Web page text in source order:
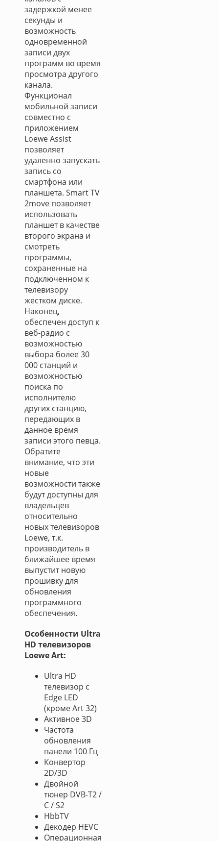
задержкой менее
секунды и
возможность
одновременной
записи двух
программ во время
просмотра другого
канала.
Функционал
мобильной записи
совместно с
приложением
Loewe Assist
позволяет
удаленно запускать
запись со
смартфона или
планшета. Smart TV
2move позволяет
использовать
планшет в качестве
второго экрана и
смотреть
программы,
сохраненные на
подключенном к
телевизору
жестком диске.
Наконец,
обеспечен доступ к
веб-радио с
возможностью
выбора более 30
000 станций и
возможностью
поиска по
исполнителю
других станцию,
передающих в
данное время
записи этого певца.
Обратите
внимание, что эти
новые
возможности также
будут доступны для
владельцев
относительно
новых телевизоров
Loewe, т.к.
производитель в
ближайшее время
выпустит новую
прошивку для
обновления
программного
обеспечения.
Особенности Ultra
HD телевизоров
Loewe Art:
Ultra HD
телевизор с
Edge LED
(кроме Art 32)
Активное 3D
Частота
обновления
панели 100 Гц
Конвертор
2D/3D
Двойной
тюнер DVB-T2 /
C / S2
HbbTV
Декодер HEVC
Операционная